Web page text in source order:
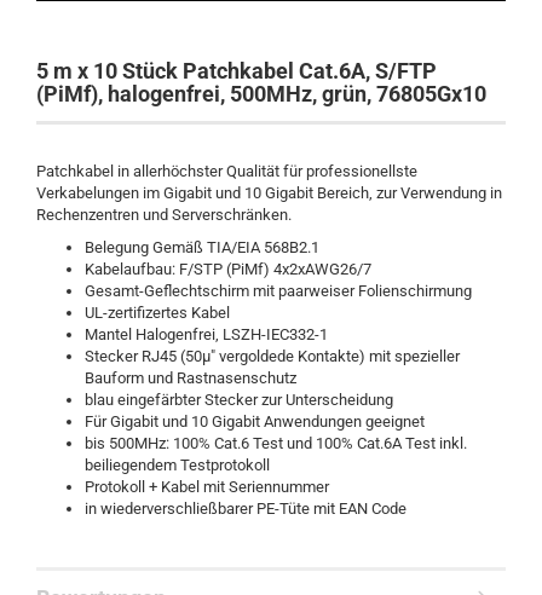
5 m x 10 Stück Patchkabel Cat.6A, S/FTP
(PiMf), halogenfrei, 500MHz, grün, 76805Gx10
Patchkabel in allerhöchster Qualität für professionellste
Verkabelungen im Gigabit und 10 Gigabit Bereich, zur Verwendung in
Rechenzentren und Serverschränken.
Belegung Gemäß TIA/EIA 568B2.1
Kabelaufbau: F/STP (PiMf) 4x2xAWG26/7
Gesamt-Geflechtschirm mit paarweiser Folienschirmung
UL-zertifizertes Kabel
Mantel Halogenfrei, LSZH-IEC332-1
Stecker RJ45 (50µ" vergoldede Kontakte) mit spezieller
Bauform und Rastnasenschutz
blau eingefärbter Stecker zur Unterscheidung
Für Gigabit und 10 Gigabit Anwendungen geeignet
bis 500MHz: 100% Cat.6 Test und 100% Cat.6A Test inkl.
beiliegendem Testprotokoll
Protokoll + Kabel mit Seriennummer
in wiederverschließbarer PE-Tüte mit EAN Code